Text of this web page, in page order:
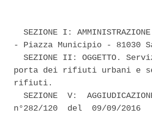
SEZIONE I:
- Piazza Municipio - 81030
SEZIONE II: OGGETTO.
porta dei rifiuti urbani e
rifiuti.
SEZIONE  V:
n°282/120  del  09/09/